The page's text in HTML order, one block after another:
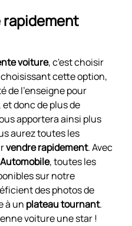
rapidement
voiture, c'est choisir
cette option,
de l'enseigne pour
donc de plus de
apportera ainsi plus
aurez toutes les
vendre rapidement. Avec
, toutes les
sur notre
des photos de
à un plateau tournant.
voiture une star !